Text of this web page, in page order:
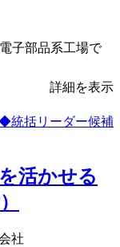
子部品系工場で
詳細を表示
活かせる
社